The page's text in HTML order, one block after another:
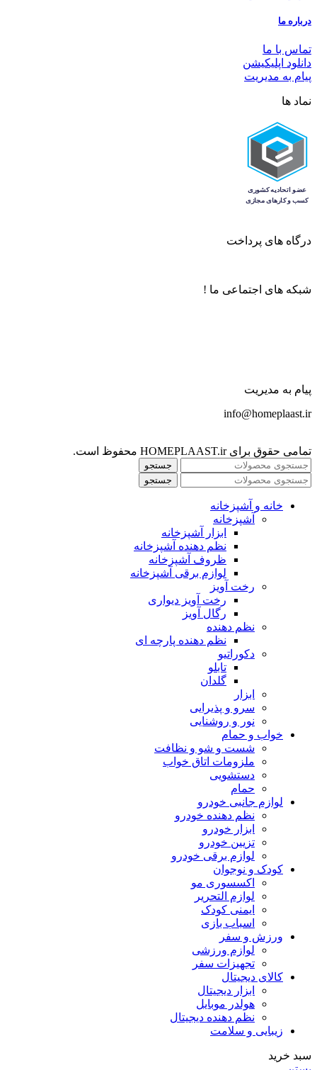
درباره ما
تماس با ما
دانلود اپلیکیشن
پیام به مدیریت
نماد ها
درگاه های پرداخت
شبکه های اجتماعی ما !
پیام به مدیریت
info@homeplaast.ir
تمامی حقوق برای HOMEPLAAST.ir محفوظ است.
جستجو
جستجو
خانه و آشپزخانه
آشپزخانه
ابزار آشپزخانه
نظم دهنده آشپزخانه
ظروف آشپزخانه
لوازم برقی آشپزخانه
رخت آویز
رخت آویز دیواری
رگال آویز
نظم دهنده
نظم دهنده پارچه ای
دکوراتیو
تابلو
گلدان
ابزار
سرو و پذیرایی
نور و روشنایی
خواب و حمام
شست و شو و نظافت
ملزومات اتاق خواب
دستشویی
حمام
لوازم جانبی خودرو
نظم دهنده خودرو
ابزار خودرو
تزیین خودرو
لوازم برقی خودرو
کودک و نوجوان
اکسسوری مو
لوازم التحریر
ایمنی کودک
اسباب بازی
ورزش و سفر
لوازم ورزشی
تجهیزات سفر
کالای دیجیتال
ابزار دیجیتال
هولدر موبایل
نظم دهنده دیجیتال
زیبایی و سلامت
سبد خرید